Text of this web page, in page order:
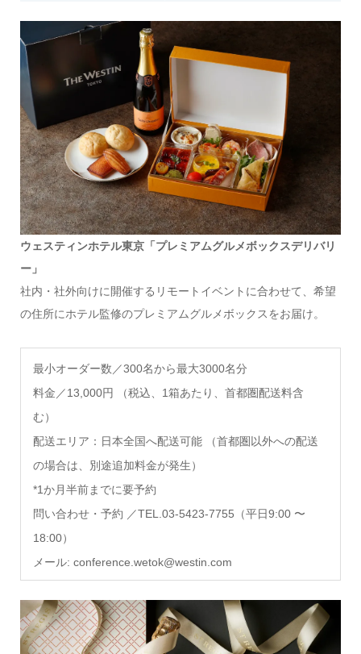
ウェスティンホテル東京「プレミアムグルメボックスデリバリ
ー」
社内・社外向けに開催するリモートイベントに合わせて、希望
の住所にホテル監修のプレミアムグルメボックスをお届け。
最小オーダー数／300名から最大3000名分
料金／13,000円 （税込、1箱あたり、首都圏配送料含
む）
配送エリア：日本全国へ配送可能 （首都圏以外への配送
の場合は、別途追加料金が発生）
*1か月半前までに要予約
問い合わせ・予約 ／TEL.03-5423-7755（平日9:00 〜
18:00）
メール: conference.wetok@westin.com